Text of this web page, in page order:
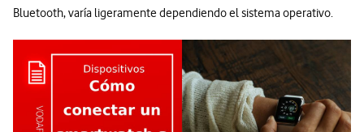
Bluetooth, varía ligeramente dependiendo el sistema operativo.